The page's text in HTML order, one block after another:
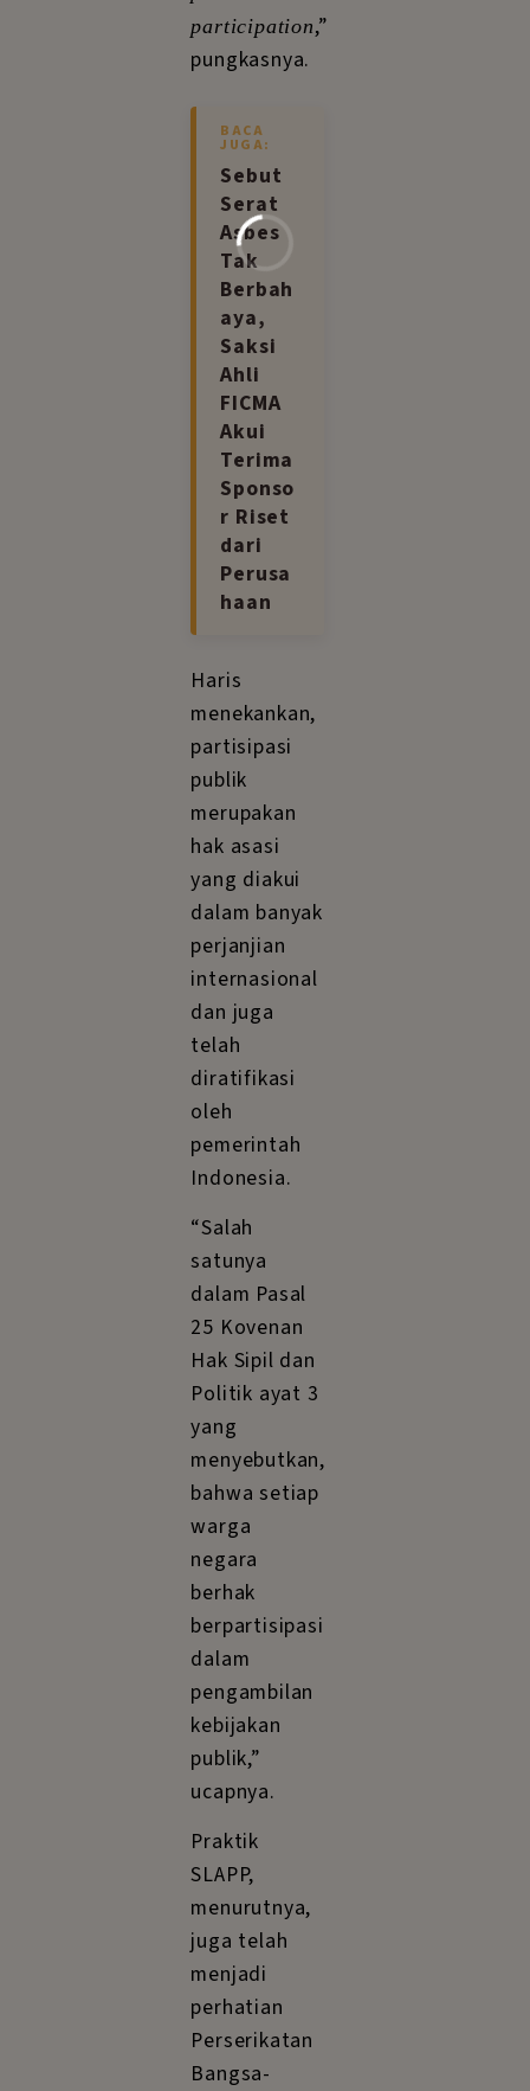
participation,”
pungkasnya.
BACA
JUGA:
Sebut
Serat
Asbes
Tak
Berbah
aya,
Saksi
Ahli
FICMA
Akui
Terima
Sponso
r Riset
dari
Perusa
haan
Haris
menekankan,
partisipasi
publik
merupakan
hak asasi
yang diakui
dalam banyak
perjanjian
internasional
dan juga
telah
diratifikasi
oleh
pemerintah
Indonesia.
“Salah
satunya
dalam Pasal
25 Kovenan
Hak Sipil dan
Politik ayat 3
yang
menyebutkan,
bahwa setiap
warga
negara
berhak
berpartisipasi
dalam
pengambilan
kebijakan
publik,”
ucapnya.
Praktik
SLAPP,
menurutnya,
juga telah
menjadi
perhatian
Perserikatan
Bangsa-